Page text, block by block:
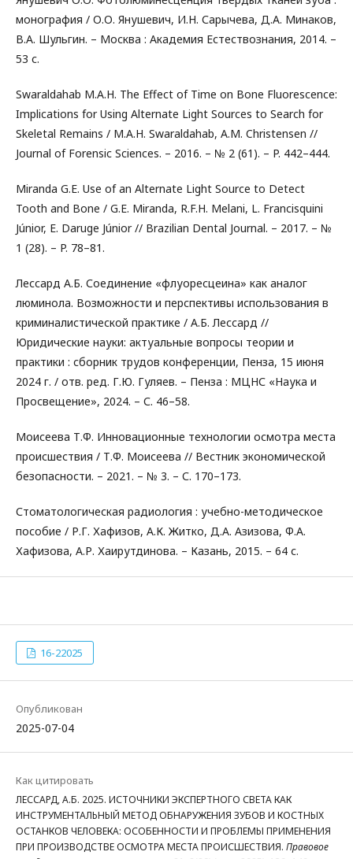
монография / О.О. Янушевич, И.Н. Сарычева, Д.А. Минаков,
В.А. Шульгин. – Москва : Академия Естествознания, 2014. –
53 с.
Swaraldahab M.A.H. The Effect of Time on Bone Fluorescence:
Implications for Using Alternate Light Sources to Search for
Skeletal Remains / M.A.H. Swaraldahab, A.M. Christensen //
Journal of Forensic Sciences. – 2016. – № 2 (61). – P. 442–444.
Miranda G.E. Use of an Alternate Light Source to Detect
Tooth and Bone / G.E. Miranda, R.F.H. Melani, L. Francisquini
Júnior, E. Daruge Júnior // Brazilian Dental Journal. – 2017. – №
1 (28). – P. 78–81.
Лессард А.Б. Соединение «флуоресцеина» как аналог
люминола. Возможности и перспективы использования в
криминалистической практике / А.Б. Лессард //
Юридические науки: актуальные вопросы теории и
практики : сборник трудов конференции, Пенза, 15 июня
2024 г. / отв. ред. Г.Ю. Гуляев. – Пенза : МЦНС «Наука и
Просвещение», 2024. – С. 46–58.
Моисеева Т.Ф. Инновационные технологии осмотра места
происшествия / Т.Ф. Моисеева // Вестник экономической
безопасности. – 2021. – № 3. – С. 170–173.
Стоматологическая радиология : учебно-методическое
пособие / Р.Г. Хафизов, А.К. Житко, Д.А. Азизова, Ф.А.
Хафизова, А.Р. Хаирутдинова. – Казань, 2015. – 64 с.
16-22025
Опубликован
2025-07-04
Как цитировать
ЛЕССАРД, А.Б. 2025. ИСТОЧНИКИ ЭКСПЕРТНОГО СВЕТА КАК
ИНСТРУМЕНТАЛЬНЫЙ МЕТОД ОБНАРУЖЕНИЯ ЗУБОВ И КОСТНЫХ
ОСТАНКОВ ЧЕЛОВЕКА: ОСОБЕННОСТИ И ПРОБЛЕМЫ ПРИМЕНЕНИЯ
ПРИ ПРОИЗВОДСТВЕ ОСМОТРА МЕСТА ПРОИСШЕСТВИЯ. Правовое